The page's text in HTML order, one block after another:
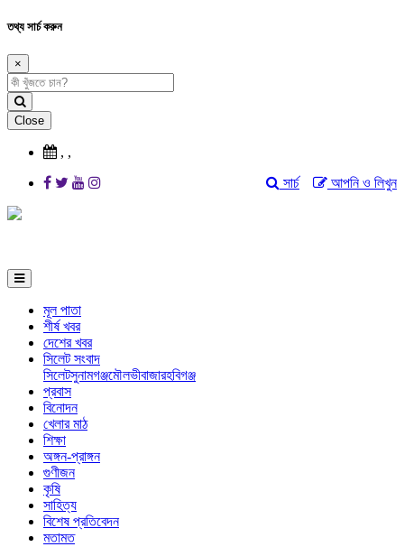
তথ্য সার্চ করুন
×
Close
, ,
আপনি ও লিখুন
সার্চ
মূল পাতা
শীর্ষ খবর
দেশের খবর
সিলেট সংবাদ
সিলেটসুনামগঞ্জমৌলভীবাজারহবিগঞ্জ
প্রবাস
বিনোদন
খেলার মাঠ
শিক্ষা
অঙ্গন-প্রাঙ্গন
গুণীজন
কৃষি
সাহিত্য
বিশেষ প্রতিবেদন
মতামত